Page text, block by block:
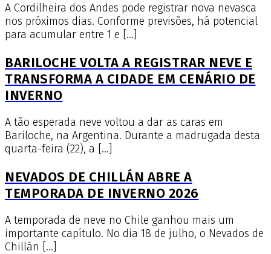
A Cordilheira dos Andes pode registrar nova nevasca
nos próximos dias. Conforme previsões, há potencial
para acumular entre 1 e […]
BARILOCHE VOLTA A REGISTRAR NEVE E
TRANSFORMA A CIDADE EM CENÁRIO DE
INVERNO
A tão esperada neve voltou a dar as caras em
Bariloche, na Argentina. Durante a madrugada desta
quarta-feira (22), a […]
NEVADOS DE CHILLÁN ABRE A
TEMPORADA DE INVERNO 2026
A temporada de neve no Chile ganhou mais um
importante capítulo. No dia 18 de julho, o Nevados de
Chillán […]